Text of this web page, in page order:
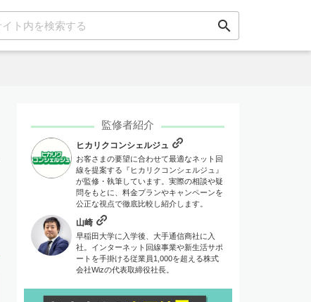
search
監修者紹介
ヒカリクコンシェルジュ
お客さまの要望に合わせて最適なネット回
線を提案する『ヒカリクコンシェルジュ』
が監修・執筆しています。実際の相談や疑
問をもとに、料金プランやキャンペーンを
公正な視点で徹底比較し紹介します。
山崎
早稲田大学に入学後、大手通信商社に入
社。インターネット回線事業や新生活サポ
ートを手掛ける従業員1,000を超える株式
会社Wizの代表取締役社長。